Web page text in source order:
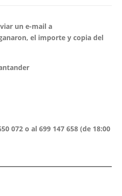
un e-mail a
el importe y copia del
072 o al 699 147 658 (de 18:00